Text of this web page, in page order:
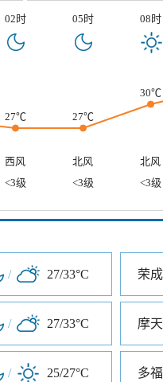
02时 05时 08时
27℃ 27℃
30℃
西风 北风
北风
<3级 <3级 <3级
/ 27/33°C 荣
/ 27/33°C
/ 25/27°C 多